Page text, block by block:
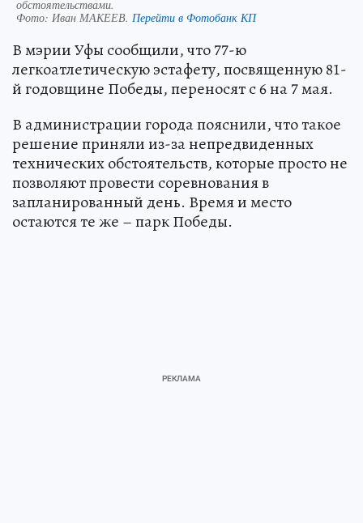
обстоятельствами.
Фото: Иван МАКЕЕВ. Перейти в Фотобанк КП
В мэрии Уфы сообщили, что 77-ю
легкоатлетическую эстафету, посвященную 81-
й годовщине Победы, переносят с 6 на 7 мая.
В администрации города пояснили, что такое
решение приняли из-за непредвиденных
технических обстоятельств, которые просто не
позволяют провести соревнования в
запланированный день. Время и место
остаются те же – парк Победы.